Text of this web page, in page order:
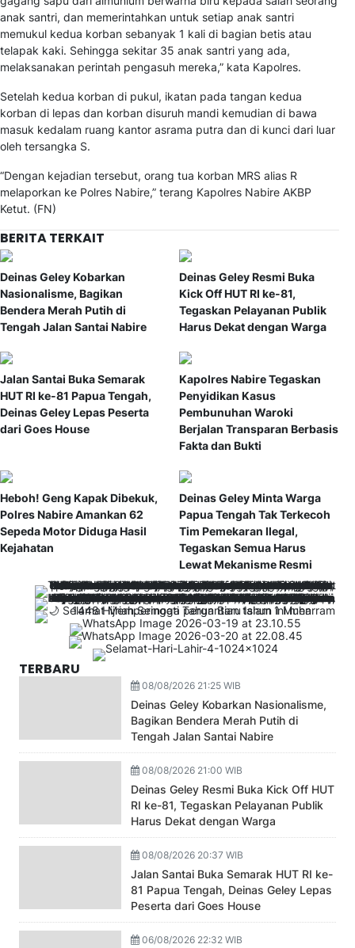
anak santri, dan memerintahkan untuk setiap anak santri
memukul kedua korban sebanyak 1 kali di bagian betis atau
telapak kaki. Sehingga sekitar 35 anak santri yang ada,
melaksanakan perintah pengasuh mereka,” kata Kapolres.
Setelah kedua korban di pukul, ikatan pada tangan kedua
korban di lepas dan korban disuruh mandi kemudian di bawa
masuk kedalam ruang kantor asrama putra dan di kunci dari luar
oleh tersangka S.
“Dengan kejadian tersebut, orang tua korban MRS alias R
melaporkan ke Polres Nabire,” terang Kapolres Nabire AKBP
Ketut. (FN)
BERITA TERKAIT
Deinas Geley Kobarkan
Nasionalisme, Bagikan
Bendera Merah Putih di
Tengah Jalan Santai Nabire
Deinas Geley Resmi Buka
Kick Off HUT RI ke-81,
Tegaskan Pelayanan Publik
Harus Dekat dengan Warga
Jalan Santai Buka Semarak
HUT RI ke-81 Papua Tengah,
Deinas Geley Lepas Peserta
dari Goes House
Kapolres Nabire Tegaskan
Penyidikan Kasus
Pembunuhan Waroki
Berjalan Transparan Berbasis
Fakta dan Bukti
Heboh! Geng Kapak Dibekuk,
Polres Nabire Amankan 62
Sepeda Motor Diduga Hasil
Kejahatan
Deinas Geley Minta Warga
Papua Tengah Tak Terkecoh
Tim Pemekaran Ilegal,
Tegaskan Semua Harus
Lewat Mekanisme Resmi
TERBARU
08/08/2026 21:25 WIB
Deinas Geley Kobarkan Nasionalisme,
Bagikan Bendera Merah Putih di
Tengah Jalan Santai Nabire
08/08/2026 21:00 WIB
Deinas Geley Resmi Buka Kick Off HUT
RI ke-81, Tegaskan Pelayanan Publik
Harus Dekat dengan Warga
08/08/2026 20:37 WIB
Jalan Santai Buka Semarak HUT RI ke-
81 Papua Tengah, Deinas Geley Lepas
Peserta dari Goes House
06/08/2026 22:32 WIB